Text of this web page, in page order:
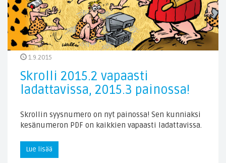
1.9.2015
Skrolli 2015.2 vapaasti
ladattavissa, 2015.3 painossa!
Skrollin syysnumero on nyt painossa! Sen kunniaksi
kesänumeron PDF on kaikkien vapaasti ladattavissa.
Lue lisää